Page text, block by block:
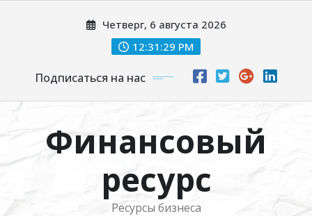
Четверг, 6 августа 2026
12:31:30 PM
Подписаться на нас
Финансовый
ресурс
Ресурсы бизнеса